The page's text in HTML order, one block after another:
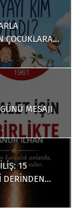
ÇOCUKLARA
MESAJI
15
DERİNDEN